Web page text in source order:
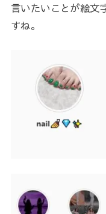
言いたいことが絵文
すね。